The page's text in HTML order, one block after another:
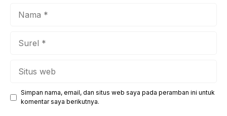
Simpan nama, email, dan situs web saya pada peramban ini untuk
komentar saya berikutnya.